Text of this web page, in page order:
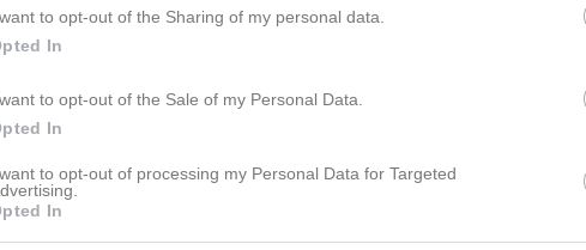
to opt-out of the Sharing of my personal data.
In
to opt-out of the Sale of my Personal Data.
In
to opt-out of processing my Personal Data for Targeted
In
der Prozess beginnt